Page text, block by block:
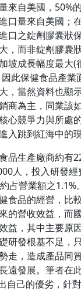
來自美國，50%
口量來自美國；
口之錠劑膠囊狀
，而非錠劑膠囊
坡成長幅度最大(
此保健食品產業
，當然資料也顯
商為主，同業該
心競爭力與所處
入跳到紅海中的現
品生產廠商約有
人，投入研發經
占營業額之1.1%
食品的經營，比
的營收效益，而
益，其中主要原
研發根基不足，
走，造成產品同
遠發展。筆者在
自己的優劣，針